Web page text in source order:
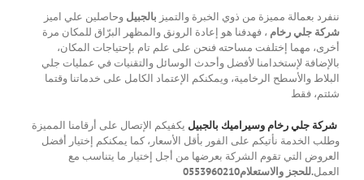
ننفرد بعمالة مميزة من ذوي الخبرة والتميز بالجبيل وحاصلين علي اميز
شركة جلي رخام ، فهدفنا هو إعادة الرونق والمظهر البرّاق للمكان مرة
أخرى، مهما إختلفت مساحته فنحن على علم تام بإحتياجات المكان،
بالإضافة لإستخدامنا لأفضل وأحدث الوسائل والتقنيات في عمليات جلي
البلاط والأسطح الرخامية، ويمكنكم الإعتماد الكامل على خدماتنا وقتما
شئتم، فقط
شركة جلي رخام وسيراميك بالجبيل يكفيكم الإتصال على أرقامنا المميزة
وطلب الخدمة نأتيكم على الفور بأقل الأسعار، كما يمكنكم إختيار أفضل
العروض التي تقوم الشركة بعرضها من أجل إختيار ما يتناسب مع
العمل.للحجز والاستعلام0553960210